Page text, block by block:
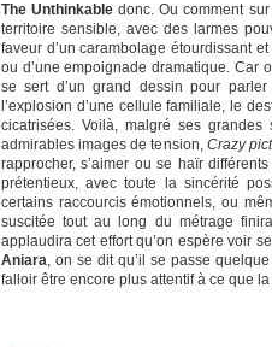
The Unthinkable donc. Ou comment
territoire sensible, avec des larmes
faveur d’un carambolage étourdissant
ou d’une empoignade dramatique. Car
se sert d’un grand dessin pour parler
l’explosion d’une cellule familiale, le
cicatrisées. Voilà, malgré ses grandes
admirables images de tension, Crazy
rapprocher, s’aimer ou se haïr
prétentieux, avec toute la sincérité
certains raccourcis émotionnels, ou
suscitée tout au long du métrage
applaudira cet effort qu’on espère voir
Aniara, on se dit qu’il se passe
falloir être encore plus attentif à ce que